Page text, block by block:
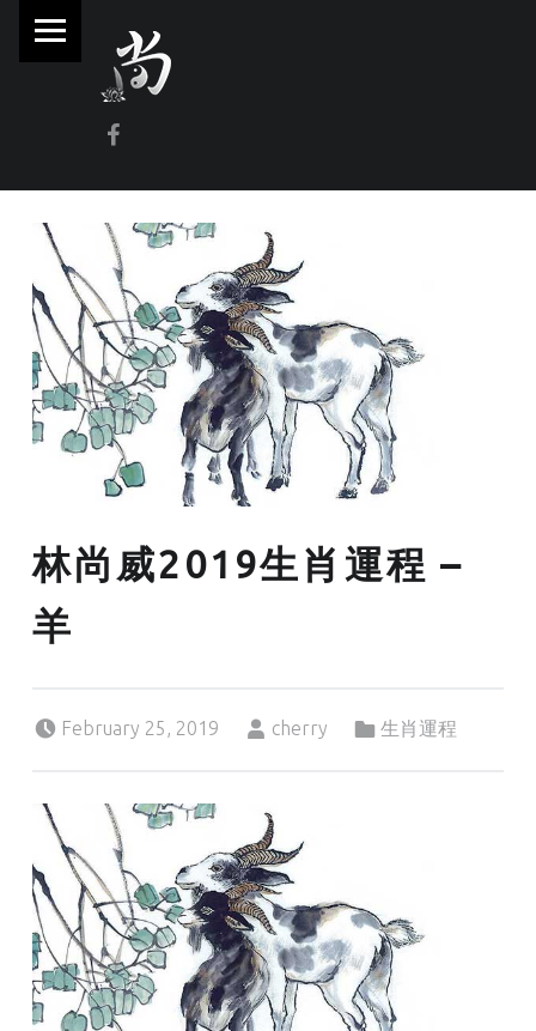
尚
門
遁
甲
風
水
命
理
林師傅(Sammy Lam) 玄學顧問-奇門遁甲流年問事、增運、調整風水
Facebook
林尚威2019生肖運程 –
羊
February 25, 2019
cherry
生肖運程